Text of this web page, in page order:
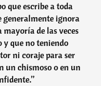
que escribe a toda
generalmente ignora
mayoría de las veces
y que no teniendo
ni coraje para ser
un chismoso o en un
”